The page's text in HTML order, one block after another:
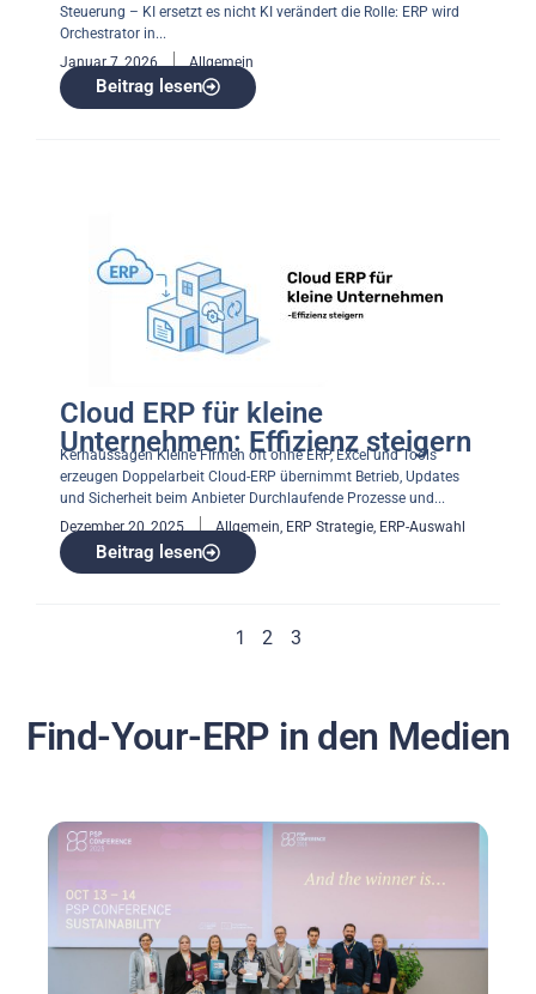
Steuerung – KI ersetzt es nicht KI verändert die Rolle: ERP wird
Orchestrator in...
Januar 7, 2026
Allgemein
Beitrag lesen
Cloud ERP für kleine
Unternehmen: Effizienz steigern
Kernaussagen Kleine Firmen oft ohne ERP, Excel und Tools
erzeugen Doppelarbeit Cloud-ERP übernimmt Betrieb, Updates
und Sicherheit beim Anbieter Durchlaufende Prozesse und...
Dezember 20, 2025
Allgemein, ERP Strategie, ERP-Auswahl
Beitrag lesen
1 2 3
Find-Your-ERP in den Medien